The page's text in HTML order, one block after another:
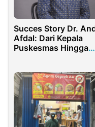
Succes Story Dr.
Afdal: Dari Kepala
Puskesmas Hingga